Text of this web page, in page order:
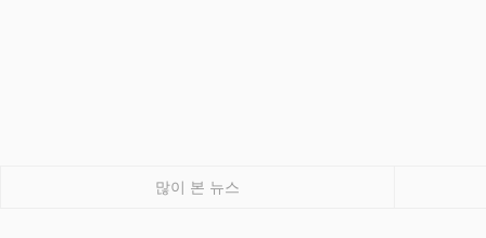
많이 본 뉴스